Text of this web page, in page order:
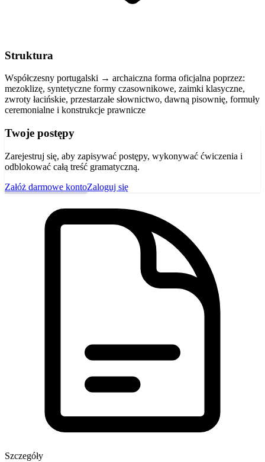
Struktura
Współczesny portugalski → archaiczna forma oficjalna poprzez:
mezoklizę, syntetyczne formy czasownikowe, zaimki klasyczne,
zwroty łacińskie, przestarzałe słownictwo, dawną pisownię, formuły
ceremonialne i konstrukcje prawnicze
Twoje postępy
Zarejestruj się, aby zapisywać postępy, wykonywać ćwiczenia i
odblokować całą treść gramatyczną.
Załóż darmowe kontoZaloguj się
Szczegóły